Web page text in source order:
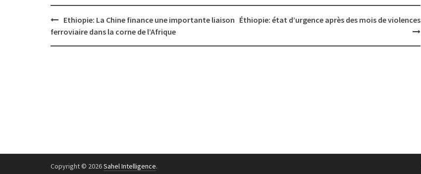
Post
navigation
Ethiopie: La Chine finance une importante liaison
ferroviaire dans la corne de l’Afrique
Éthiopie: état d’urgence après des mois de violences
Copyright © 2026Sahel Intelligence.